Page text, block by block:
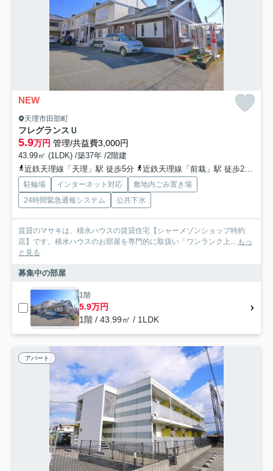
NEW
天理市田部町
フレグランスＵ
5.9万円 管理/共益費3,000円
43.99㎡ (1LDK) /築37年 /2階建
近鉄天理線「天理」駅 徒歩5分
近鉄天理線「前栽」駅 徒歩21分
駐輪場 インターネット対応
敷地内ごみ置き場
24時間緊急通報システム
公共下水
賃貸のマサキは、積水ハウスの賃貸住宅【シャーメゾンショップ特約
店】です。積水ハウスのお部屋を専門的に取扱い「ワンランク上... もっ
と見る
募集中の部屋
1階
5.9万円
1階 / 43.99㎡ / 1LDK
アパート